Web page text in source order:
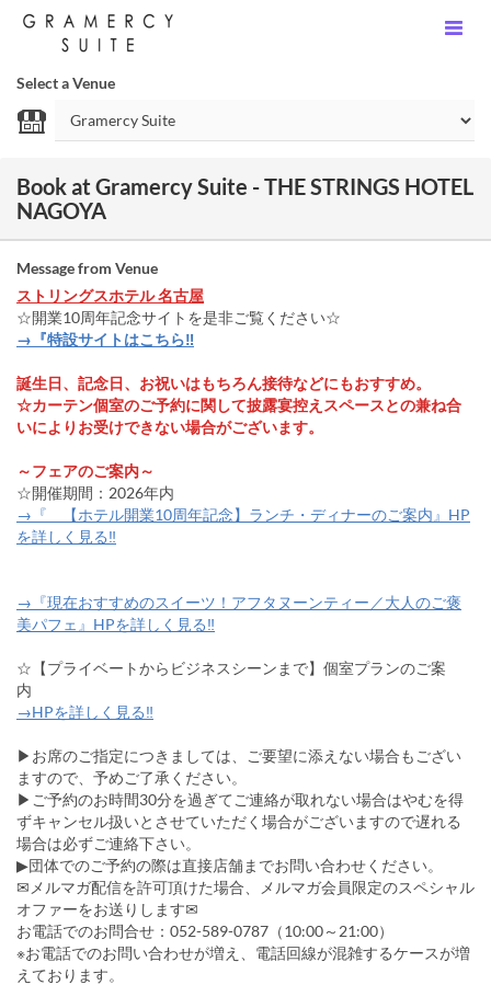
Select a Venue
Book at Gramercy Suite - THE STRINGS HOTEL
NAGOYA
Message from Venue
ストリングスホテル 名古屋
☆開業10周年記念サイトを是非ご覧ください☆
→『特設サイトはこちら‼
誕生日、記念日、お祝いはもちろん接待などにもおすすめ。
☆カーテン個室のご予約に関して披露宴控えスペースとの兼ね合
いによりお受けできない場合がございます。
～フェアのご案内～
☆開催期間：2026年内
→『 【ホテル開業10周年記念】ランチ・ディナーのご案内』HP
を詳しく見る‼
→『現在おすすめのスイーツ！アフタヌーンティー／大人のご褒
美パフェ』HPを詳しく見る‼
☆【プライベートからビジネスシーンまで】個室プランのご案
内
→HPを詳しく見る‼
▶お席のご指定につきましては、ご要望に添えない場合もござい
ますので、予めご了承ください。
▶ご予約のお時間30分を過ぎてご連絡が取れない場合はやむを得
ずキャンセル扱いとさせていただく場合がございますので遅れる
場合は必ずご連絡下さい。
▶団体でのご予約の際は直接店舗までお問い合わせください。
✉メルマガ配信を許可頂けた場合、メルマガ会員限定のスペシャル
オファーをお送りします✉
お電話でのお問合せ：052-589-0787（10:00～21:00）
※お電話でのお問い合わせが増え、電話回線が混雑するケースが増
えております。